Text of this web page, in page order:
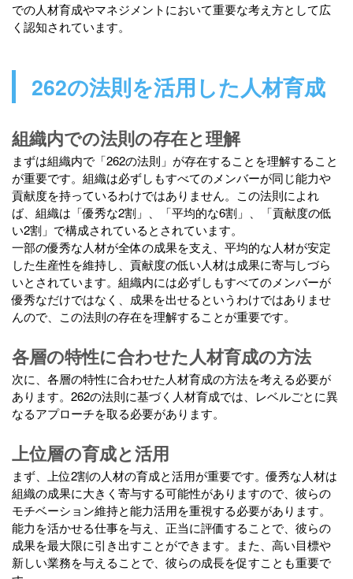
での人材育成やマネジメントにおいて重要な考え方として広
く認知されています。
262の法則を活用した人材育成
組織内での法則の存在と理解
まずは組織内で「262の法則」が存在することを理解すること
が重要です。組織は必ずしもすべてのメンバーが同じ能力や
貢献度を持っているわけではありません。この法則によれ
ば、組織は「優秀な2割」、「平均的な6割」、「貢献度の低
い2割」で構成されているとされています。
一部の優秀な人材が全体の成果を支え、平均的な人材が安定
した生産性を維持し、貢献度の低い人材は成果に寄与しづら
いとされています。組織内には必ずしもすべてのメンバーが
優秀なだけではなく、成果を出せるというわけではありませ
んので、この法則の存在を理解することが重要です。
各層の特性に合わせた人材育成の方法
次に、各層の特性に合わせた人材育成の方法を考える必要が
あります。262の法則に基づく人材育成では、レベルごとに異
なるアプローチを取る必要があります。
上位層の育成と活用
まず、上位2割の人材の育成と活用が重要です。優秀な人材は
組織の成果に大きく寄与する可能性がありますので、彼らの
モチベーション維持と能力活用を重視する必要があります。
能力を活かせる仕事を与え、正当に評価することで、彼らの
成果を最大限に引き出すことができます。また、高い目標や
新しい業務を与えることで、彼らの成長を促すことも重要で